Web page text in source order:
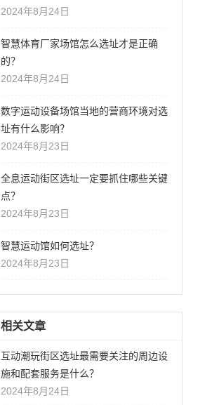
2024年8月24日
智慧体育厂家场馆怎么选址才是正确
的？
2024年8月24日
数字运动设备场馆当地的营商环境对选
址有什么影响？
2024年8月23日
全息运动街区选址一定要抓住哪些关键
点？
2024年8月23日
智慧运动馆如何选址？
2024年8月23日
相关文章
互动潮玩街区选址最需要关注的周边设
施和配套服务是什么？
2024年8月24日